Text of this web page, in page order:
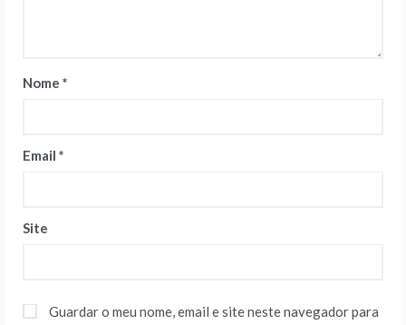
Nome *
Email *
Site
Guardar o meu nome, email e site neste navegador para